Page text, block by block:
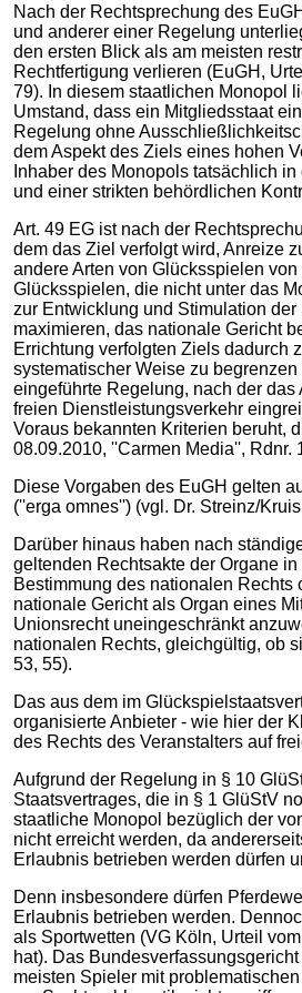
Nach der Rechtsprechung des
und anderer einer Regelung
den ersten Blick als am meisten
Rechtfertigung verlieren (EuGH,
79). In diesem staatlichen Monopol
Umstand, dass ein Mitgliedsstaat
Regelung ohne
dem Aspekt des Ziels eines hohen
Inhaber des Monopols tatsächlich
und einer strikten behördlichen
Art. 49 EG ist nach der
dem das Ziel verfolgt wird, Anreize
andere Arten von Glücksspielen
Glücksspielen, die nicht unter das
zur Entwicklung und Stimulation
maximieren, das nationale Gericht
Errichtung verfolgten Ziels dadurch
systematischer Weise zu
eingeführte Regelung, nach der
freien Dienstleistungsverkehr
Voraus bekannten Kriterien beruht,
08.09.2010, ''Carmen Media'', Rdnr.
Diese Vorgaben des EuGH gelten
(''erga omnes'') (vgl. Dr. Streinz/
Darüber hinaus haben nach
geltenden Rechtsakte der Organe
Bestimmung des nationalen
nationale Gericht als Organ eines
Unionsrecht uneingeschränkt
nationalen Rechts, gleichgültig, ob
53, 55).
Das aus dem im
organisierte Anbieter - wie hier der
des Rechts des Veranstalters auf
Aufgrund der Regelung in § 10
Staatsvertrages, die in § 1 GlüStV
staatliche Monopol bezüglich der
nicht erreicht werden, da
Erlaubnis betrieben werden dürfen
Denn insbesondere dürfen
Erlaubnis betrieben werden.
als Sportwetten (VG Köln, Urteil
hat). Das
meisten Spieler mit